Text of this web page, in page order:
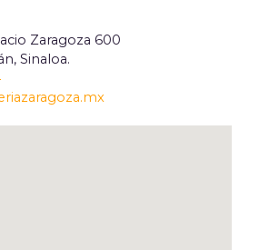
Zaragoza 600
Sinaloa.